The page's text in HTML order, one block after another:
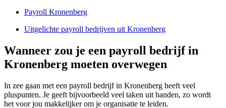
Payroll Kronenberg
Uitgelichte payroll bedrijven uit Kronenberg
Wanneer zou je een payroll bedrijf in
Kronenberg moeten overwegen
In zee gaan met een payroll bedrijf in Kronenberg heeft veel
pluspunten. Je geeft bijvoorbeeld veel taken uit handen, zo wordt
het voor jou makkelijker om je organisatie te leiden.